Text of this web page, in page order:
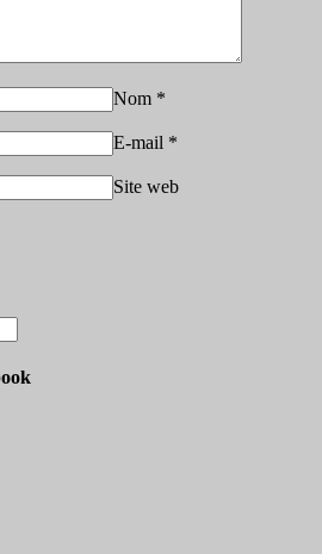
Nom *
E-mail *
Site web